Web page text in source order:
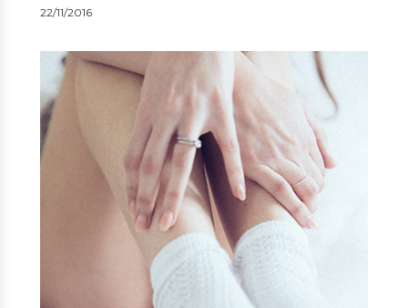
22/11/2016